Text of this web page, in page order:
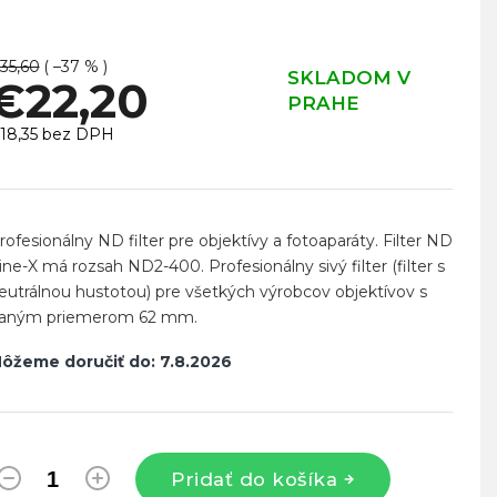
( –37 % )
SKLADOM V
PRAHE
bez DPH
doručiť do: 7.8.2026
Pridať do košíka
ND filter pre objektívy a fotoaparáty. Filter ND
X má rozsah ND2-400. Profesionálny sivý filter (filter s
hustotou) pre všetkých výrobcov objektívov s
priemerom 62 mm.